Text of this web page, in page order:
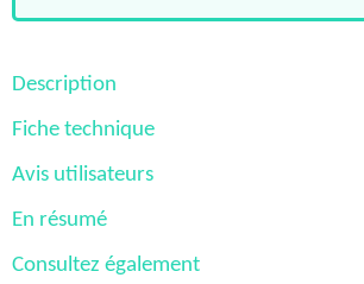
Description
Fiche technique
Avis utilisateurs
En résumé
Consultez également